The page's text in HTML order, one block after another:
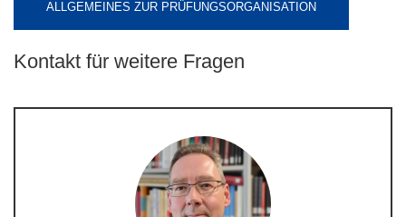
ALLGEMEINES ZUR PRÜFUNGSORGANISATION
Kontakt für weitere Fragen